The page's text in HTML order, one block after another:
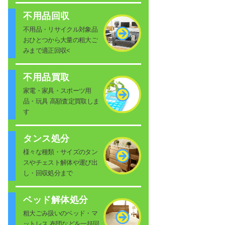
不用品回収
不用品・リサイクル対象品
おひとつから大量の粗大ご
みまで適正回収<
不用品買取
家電・家具・スポーツ用
品・玩具 高額査定買取しま
す
タンス処分
様々な種類・サイズのタン
スやチェスト解体や運び出
し・回収処分まで
ベッド解体処分
粗大ごみ扱いのベッド・マ